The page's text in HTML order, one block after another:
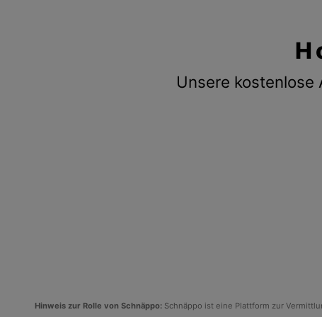
Unsere kostenlose
Hinweis zur Rolle von Schnäppo:Schnäppo ist eine Plattform zur